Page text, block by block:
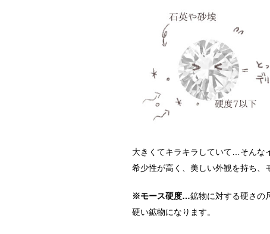
大きくてキラキラしていて…そんな
希少性が高く、美しい外観を持ち、
※モース硬度…鉱物に対する硬さの
硬い鉱物になります。